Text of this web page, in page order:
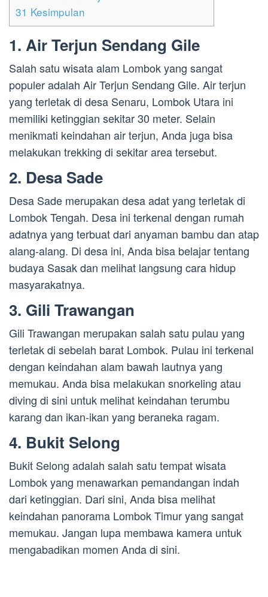
31 Kesimpulan
1. Air Terjun Sendang Gile
Salah satu wisata alam Lombok yang sangat
populer adalah Air Terjun Sendang Gile. Air terjun
yang terletak di desa Senaru, Lombok Utara ini
memiliki ketinggian sekitar 30 meter. Selain
menikmati keindahan air terjun, Anda juga bisa
melakukan trekking di sekitar area tersebut.
2. Desa Sade
Desa Sade merupakan desa adat yang terletak di
Lombok Tengah. Desa ini terkenal dengan rumah
adatnya yang terbuat dari anyaman bambu dan atap
alang-alang. Di desa ini, Anda bisa belajar tentang
budaya Sasak dan melihat langsung cara hidup
masyarakatnya.
3. Gili Trawangan
Gili Trawangan merupakan salah satu pulau yang
terletak di sebelah barat Lombok. Pulau ini terkenal
dengan keindahan alam bawah lautnya yang
memukau. Anda bisa melakukan snorkeling atau
diving di sini untuk melihat keindahan terumbu
karang dan ikan-ikan yang beraneka ragam.
4. Bukit Selong
Bukit Selong adalah salah satu tempat wisata
Lombok yang menawarkan pemandangan indah
dari ketinggian. Dari sini, Anda bisa melihat
keindahan panorama Lombok Timur yang sangat
memukau. Jangan lupa membawa kamera untuk
mengabadikan momen Anda di sini.